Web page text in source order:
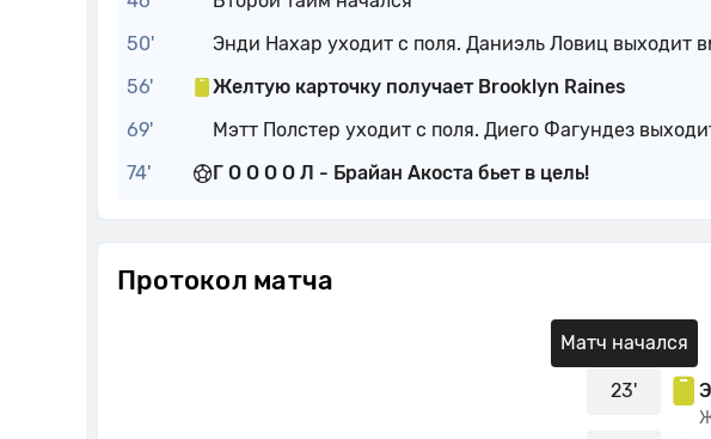
50'
Энди Нахар уходит с поля. Даниэль Ловиц выходит
56'
Желтую карточку получает Brooklyn Raines
69'
Мэтт Полстер уходит с поля. Диего Фагундез
74'
Г О О О О Л - Брайан Акоста бьет в цель!
74'
Кристиан Эспиноза сделал результативную
76'
Дор Тургеман уходит с поля. Marcos Zambrano
Гриффин Яу уходит с поля. Malcolm Fry выходит
Протокол матча
Матч начался
23'